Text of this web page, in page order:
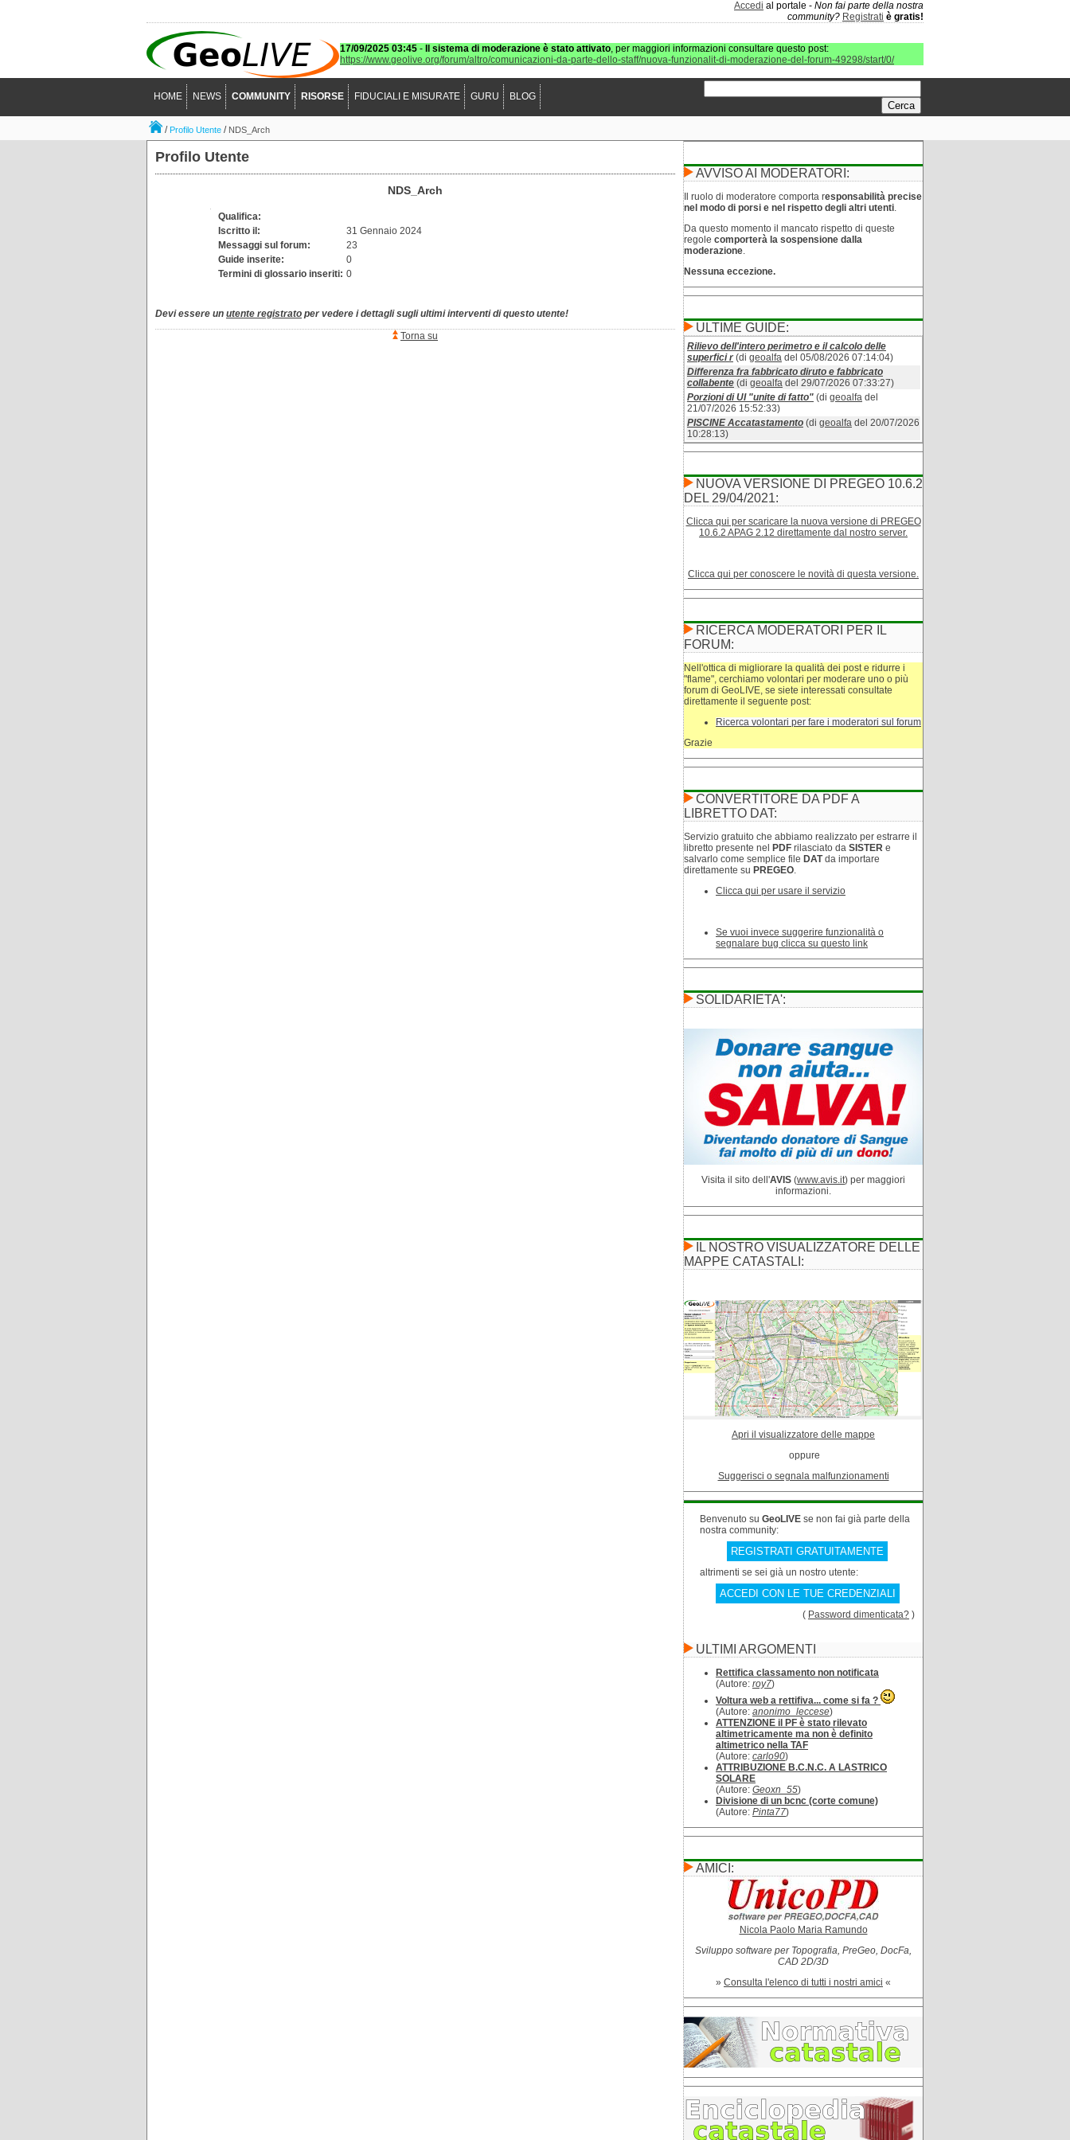
Accedi al portale - Non fai parte della nostra
community? Registrati è gratis!
17/09/2025 03:45 - Il sistema di moderazione è stato attivato, per maggiori informazioni consultare questo post:
https://www.geolive.org/forum/altro/comunicazioni-da-parte-dello-staff/nuova-funzionalit-di-moderazione-del-forum-49298/start/0/
HOME NEWS COMMUNITY RISORSE FIDUCIALI E MISURATE GURU BLOG
/Profilo Utente / NDS_Arch
Profilo Utente
NDS_Arch
Qualifica:
Iscritto il:
31 Gennaio 2024
Messaggi sul forum:
23
Guide inserite:
0
Termini di glossario inseriti: 0
Devi essere un utente registrato per vedere i dettagli sugli ultimi interventi di questo utente!
Torna su
AVVISO AI MODERATORI:
Il ruolo di moderatore comporta responsabilità precise
nel modo di porsi e nel rispetto degli altri utenti.
Da questo momento il mancato rispetto di queste
regole comporterà la sospensione dalla
moderazione.
Nessuna eccezione.
ULTIME GUIDE:
Rilievo dell'intero perimetro e il calcolo delle
superfici r (di geoalfa del 05/08/2026 07:14:04)
Differenza fra fabbricato diruto e fabbricato
collabente (di geoalfa del 29/07/2026 07:33:27)
Porzioni di UI "unite di fatto" (di geoalfa del
21/07/2026 15:52:33)
PISCINE Accatastamento (di geoalfa del 20/07/2026
10:28:13)
NUOVA VERSIONE DI PREGEO 10.6.2
DEL 29/04/2021:
Clicca qui per scaricare la nuova versione di PREGEO
10.6.2 APAG 2.12 direttamente dal nostro server.
Clicca qui per conoscere le novità di questa versione.
RICERCA MODERATORI PER IL
FORUM:
Nell'ottica di migliorare la qualità dei post e ridurre i
"flame", cerchiamo volontari per moderare uno o più
forum di GeoLIVE, se siete interessati consultate
direttamente il seguente post:
Ricerca volontari per fare i moderatori sul forum
Grazie
CONVERTITORE DA PDF A
LIBRETTO DAT:
Servizio gratuito che abbiamo realizzato per estrarre il
libretto presente nel
PDF rilasciato da SISTER e
salvarlo come semplice file DATda importare
direttamente su PREGEO.
Clicca qui per usare il servizio
Se vuoi invece suggerire funzionalità o
segnalare bug clicca su questo link
SOLIDARIETA':
Visita il sito dell'AVIS (www.avis.it) per maggiori
informazioni.
IL NOSTRO VISUALIZZATORE DELLE
MAPPE CATASTALI:
Apri il visualizzatore delle mappe
oppure
Suggerisci o segnala malfunzionamenti
Benvenuto su GeoLIVE se non fai già parte della
nostra community:
REGISTRATI GRATUITAMENTE
altrimenti se sei già un nostro utente:
ACCEDI CON LE TUE CREDENZIALI
( Password dimenticata? )
ULTIMI ARGOMENTI
Rettifica classamento non notificata
(Autore: roy7)
Voltura web a rettifiva... come si fa ?
(Autore: anonimo_leccese)
ATTENZIONE il PF è stato rilevato
altimetricamente ma non è definito
altimetrico nella TAF
(Autore: carlo90)
ATTRIBUZIONE B.C.N.C. A LASTRICO
SOLARE
(Autore: Geoxn_55)
Divisione di un bcnc (corte comune)
(Autore: Pinta77)
AMICI:
Nicola Paolo Maria Ramundo
Sviluppo software per Topografia, PreGeo, DocFa,
CAD 2D/3D
» Consulta l'elenco di tutti i nostri amici «